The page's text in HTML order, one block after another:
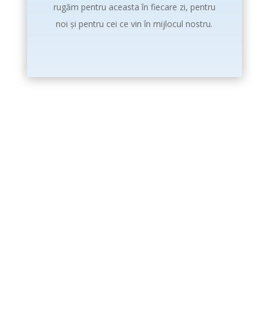
rugăm pentru aceasta în fiecare zi, pentru
noi și pentru cei ce vin în mijlocul nostru.